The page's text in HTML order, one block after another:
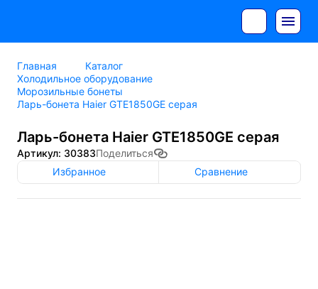
Главная
Каталог
Холодильное оборудование
Морозильные бонеты
Ларь-бонета Haier GTE1850GE серая
Ларь-бонета Haier GTE1850GE серая
Артикул: 30383Поделиться
Избранное
Сравнение